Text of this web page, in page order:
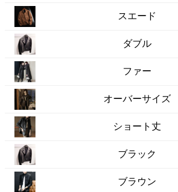
スエード
ダブル
ファー
オーバーサイズ
ショート丈
ブラック
ブラウン